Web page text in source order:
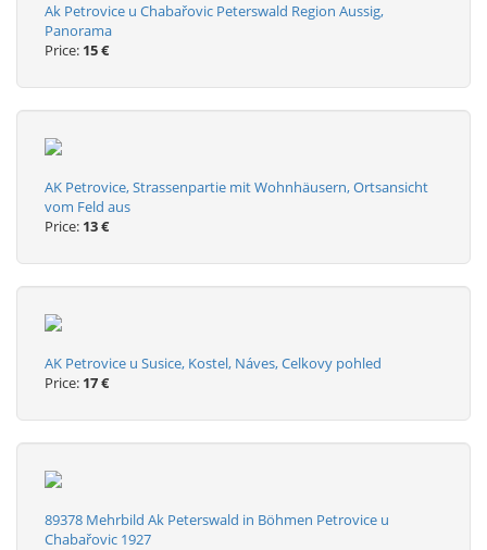
Ak Petrovice u Chabařovic Peterswald Region Aussig,
Panorama
Price: 15 €
AK Petrovice, Strassenpartie mit Wohnhäusern, Ortsansicht
vom Feld aus
Price: 13 €
AK Petrovice u Susice, Kostel, Náves, Celkovy pohled
Price: 17 €
89378 Mehrbild Ak Peterswald in Böhmen Petrovice u
Chabařovic 1927